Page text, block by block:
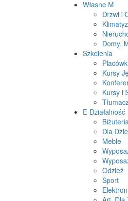
Własne M
Drzwi i
Domy,
Szkolenia
Kursy
Kursy i
E-Działalność
Dla
Meble
Odzież
Sport